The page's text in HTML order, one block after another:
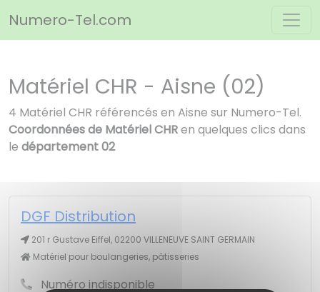
Numero-Tel.com
Matériel CHR - Aisne (02)
4 Matériel CHR référencés en Aisne sur Numero-Tel.
Coordonnées de Matériel CHRen quelques clics dans
le département 02
DGF Distribution
201 r Gustave Eiffel, 02200 VILLENEUVE SAINT GERMAIN
Matériel pour boulangeries, pâtisseries
Numéro indisponible